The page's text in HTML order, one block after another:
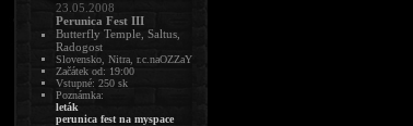
23.05.2008
Perunica Fest III
Butterfly Temple, Saltus,
Radogost
Slovensko, Nitra, r.c.naOZZaY
Začátek od: 19:00
Vstupné: 250 sk
Poznámka:
leták
perunica fest na myspace